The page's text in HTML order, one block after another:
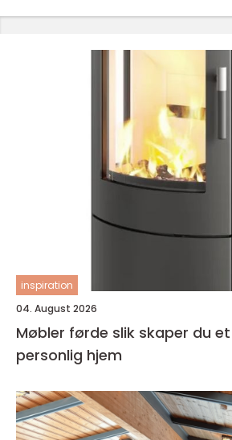
inspiration
04. August 2026
Møbler førde slik skaper du et funksjonelt og
personlig hjem